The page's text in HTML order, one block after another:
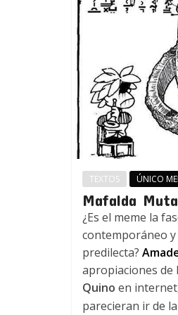
TEXTOS ÚNICO
Mafalda
¿Es el meme la
contemporáneo y
predilecta?
apropiaciones de
Quino en
parecieran ir de